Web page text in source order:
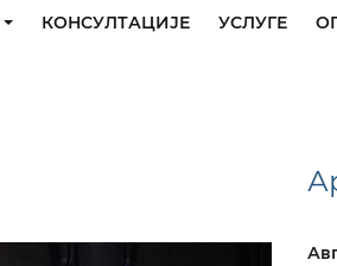
КОНСУЛТАЦИЈЕ УСЛУГЕ